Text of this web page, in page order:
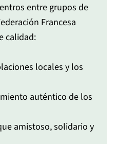
entre grupos de
Francesa
calidad:
locales y los
auténtico de los
amistoso, solidario y